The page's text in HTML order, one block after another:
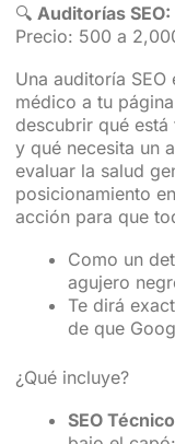
🔍 Auditorías SEO:
Precio: 500 a
Una auditoría
médico a tu
descubrir qué
y qué necesita un
evaluar la salud
posicionamiento
acción para que
Como un
agujero
Te dirá
de que
¿Qué incluye?
SEO